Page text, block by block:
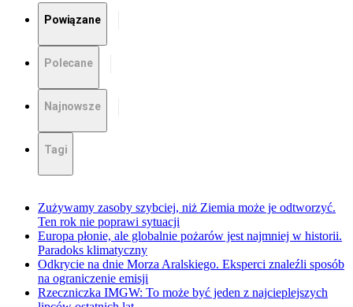
Powiązane
Polecane
Najnowsze
Tagi
Zużywamy zasoby szybciej, niż Ziemia może je odtworzyć.
Ten rok nie poprawi sytuacji
Europa płonie, ale globalnie pożarów jest najmniej w historii.
Paradoks klimatyczny
Odkrycie na dnie Morza Aralskiego. Eksperci znaleźli sposób
na ograniczenie emisji
Rzeczniczka IMGW: To może być jeden z najcieplejszych